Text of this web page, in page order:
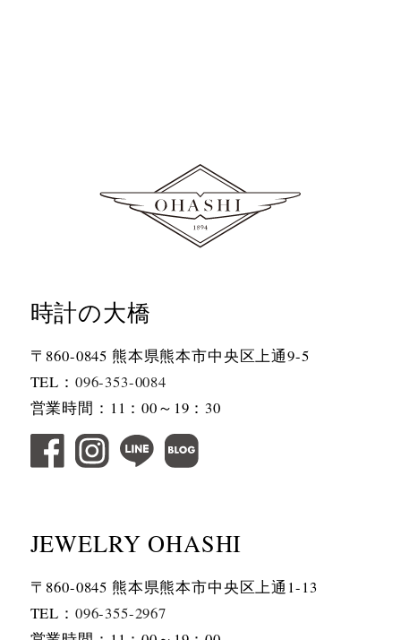
時計の大橋
〒860-0845 熊本県熊本市中央区上通9-5
TEL： 096-353-0084
営業時間：11：00～19：30
JEWELRY OHASHI
〒860-0845 熊本県熊本市中央区上通1-13
TEL： 096-355-2967